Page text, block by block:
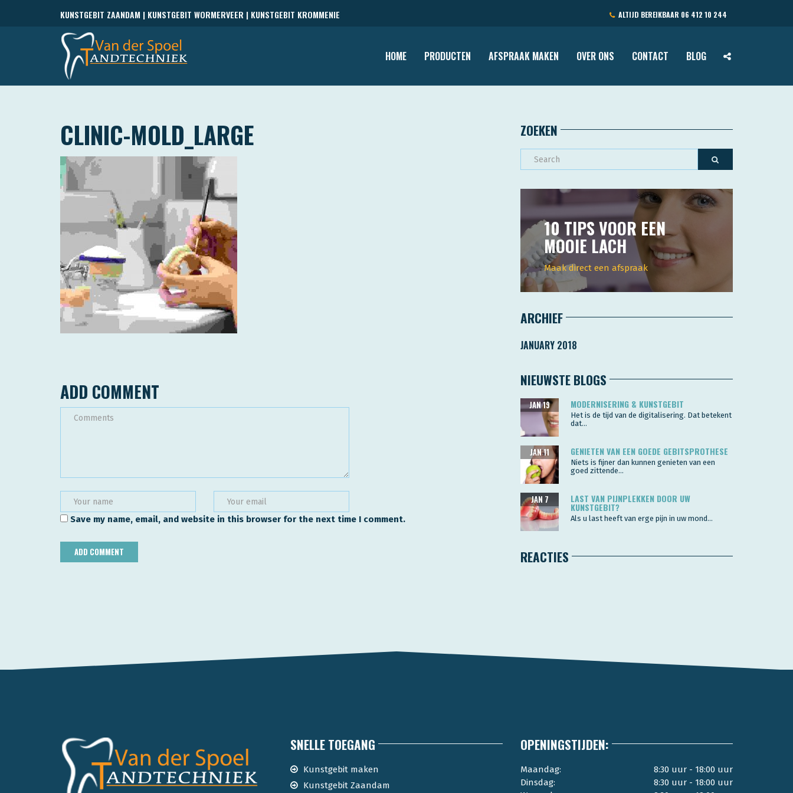
KUNSTGEBIT ZAANDAM | KUNSTGEBIT WORMERVEER | KUNSTGEBIT KROMMENIE ALTIJD BEREIKBAAR 06 412 10 244
HOME PRODUCTEN AFSPRAAK MAKEN OVER ONS CONTACT BLOG
CLINIC-MOLD_LARGE
ADD COMMENT
Save my name, email, and website in this browser for the next time I comment.
ZOEKEN
10 TIPS VOOR EEN
MOOIE LACH
Maak direct een afspraak
ARCHIEF
JANUARY 2018
NIEUWSTE BLOGS
MODERNISERING & KUNSTGEBIT
JAN 19
Het is de tijd van de digitalisering. Dat betekent
dat...
GENIETEN VAN EEN GOEDE GEBITSPROTHESE
JAN 11
Niets is fijner dan kunnen genieten van een
goed zittende...
LAST VAN PIJNPLEKKEN DOOR UW
KUNSTGEBIT?
JAN 7
Als u last heeft van erge pijn in uw mond...
REACTIES
SNELLE TOEGANG
Kunstgebit maken
Kunstgebit Zaandam
OPENINGSTIJDEN:
Maandag:
8:30 uur - 18:00 uur
Dinsdag:
8:30 uur - 18:00 uur